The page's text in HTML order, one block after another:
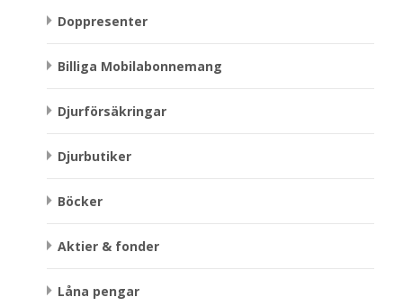
Doppresenter
Billiga Mobilabonnemang
Djurförsäkringar
Djurbutiker
Böcker
Aktier & fonder
Låna pengar